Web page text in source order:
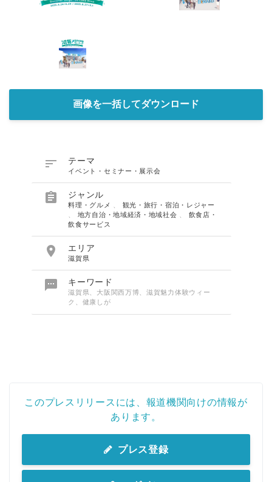
画像を一括してダウンロード
 テーマ
イベント・セミナー・展示会
 ジャンル
料理・グルメ
観光・旅行・宿泊・レジャー
地方自治・地域経済・地域社会
飲食店・
飲食サービス
 エリア
滋賀県
 キーワード
滋賀県、大阪関西万博、滋賀魅力体験ウィー
ク、健康しが
このプレスリリースには、報道機関向けの情報が
あります。
プレス登録